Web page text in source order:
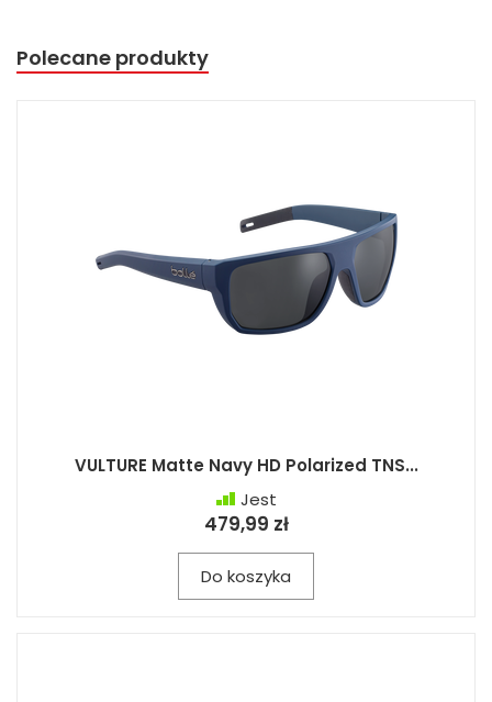
Polecane produkty
VULTURE Matte Navy HD Polarized TNS...
Jest
479,99 zł
Do koszyka